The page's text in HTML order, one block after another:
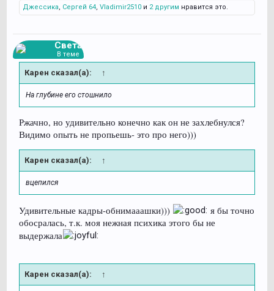
Джессика, Сергей 64, Vladimir2510 и 2 другим нравится это.
Света
В теме
Карен сказал(а): ↑
На глубине его стошнило
Ржачно, но удивительно конечно как он не захлебнулся?
Видимо опыть не пропьешь- это про него)))
Карен сказал(а): ↑
вцепился
Удивительные кадры-обнимааашки)))
я бы точно
обосралась, т.к. моя нежная психика этого бы не
выдержала
Карен сказал(а): ↑